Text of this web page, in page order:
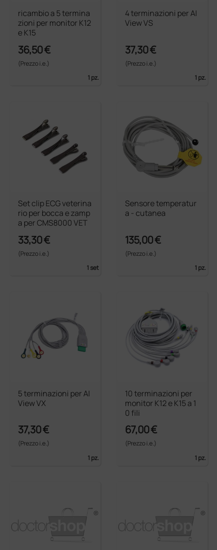
ricambio a 5 termina
zioni per monitor K12
e K15
36,50 €
(Prezzo i.e.)
1 pz.
4 terminazioni per AI
View VS
37,30 €
(Prezzo i.e.)
1 pz.
Set clip ECG veterina
rio per bocca e zamp
a per CMS8000 VET
33,30 €
(Prezzo i.e.)
1 set
Sensore temperatur
a - cutanea
135,00 €
(Prezzo i.e.)
1 pz.
5 terminazioni per AI
View VX
37,30 €
(Prezzo i.e.)
1 pz.
10 terminazioni per
monitor K12 e K15 a 1
0 fili
67,00 €
(Prezzo i.e.)
1 pz.